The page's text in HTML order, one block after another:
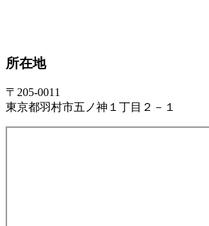
所在地
〒205-0011
東京都羽村市五ノ神１丁目２－１